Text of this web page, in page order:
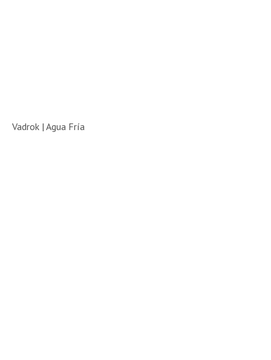
Vadrok | Agua Fría